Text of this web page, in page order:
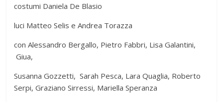
costumi Daniela De Blasio
luci Matteo Selis e Andrea Torazza
con Alessandro Bergallo, Pietro Fabbri, Lisa Galantini,
Giua,
Susanna Gozzetti, Sarah Pesca, Lara Quaglia, Roberto
Serpi, Graziano Sirressi, Mariella Speranza